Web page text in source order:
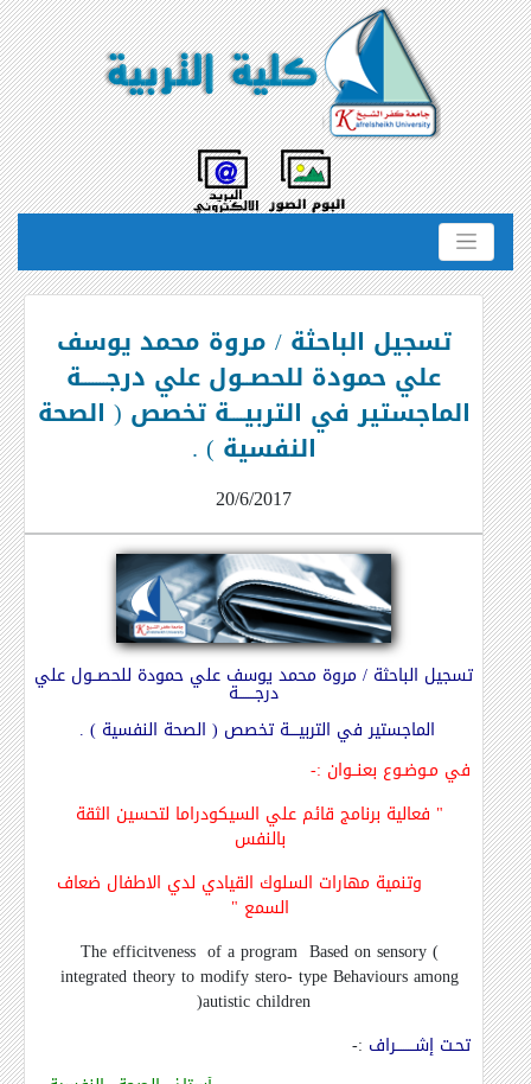
تسجيل الباحثة / مروة محمد يوسف
علي حمودة للحصــول علي درجـــــــة
الماجستير في التربيــــة تخصص ( الصحة
النفسية ) .
20/6/2017
تسجيل الباحثة / مروة محمد يوسف علي حمودة للحصــول علي
درجـــــــة
الماجستير في التربيــــة تخصص ( الصحة النفسية ) .
في مـوضـوع بعنــوان :-
" فعالية برنامج قائم علي السيكودراما لتحسين الثقة
بالنفس
وتنمية مهارات السلوك القيادي لدي الاطفال ضعاف
السمع "
(
The efficitveness of a program Based on sensory
integrated theory to modify stero- type Behaviours among
autistic children
)
تحـت إشــــــــراف :-